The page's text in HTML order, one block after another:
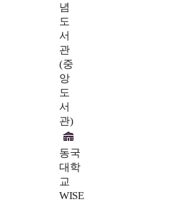
념
도
서
관
(중
앙
도
서
관)
동국
대학
교
WISE